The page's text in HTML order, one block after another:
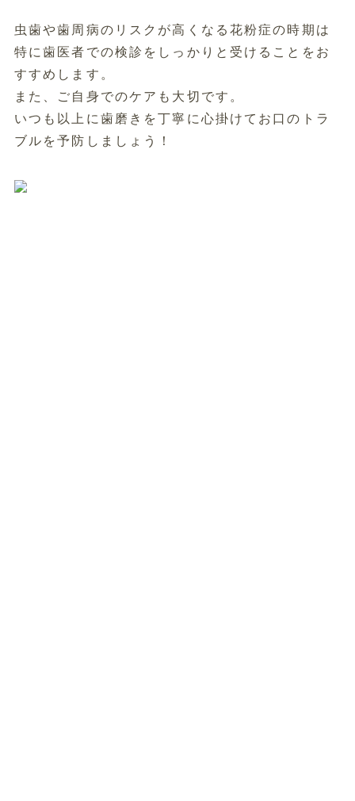
虫歯や歯周病のリスクが高くなる花粉症の時期は
特に歯医者での検診をしっかりと受けることをお
すすめします。
また、ご自身でのケアも大切です。
いつも以上に歯磨きを丁寧に心掛けてお口のトラ
ブルを予防しましょう！